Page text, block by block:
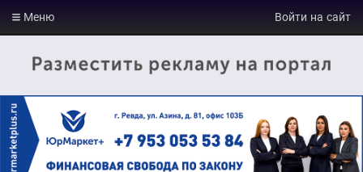
Войти на сайт
Меню